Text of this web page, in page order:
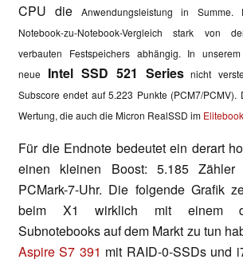
CPUdieAnwendungsleistung in Summe.
Notebook-zu-Notebook-Vergleich stark von
verbauten Festspeichers abhängig. In
neue Intel SSD 521 Seriesnicht
Subscore endet auf 5.223 Punkte (PCM7/PCMV).
Wertung, die auch die Micron RealSSD im
Für die Endnote bedeutet ein derart
einen kleinen Boost: 5.185
PCMark-7-Uhr. Die folgende Grafik
beim X1 wirklich mit einem
Subnotebooks auf dem Markt zu tun
Aspire S7 391 mit RAID-0-SSDs und